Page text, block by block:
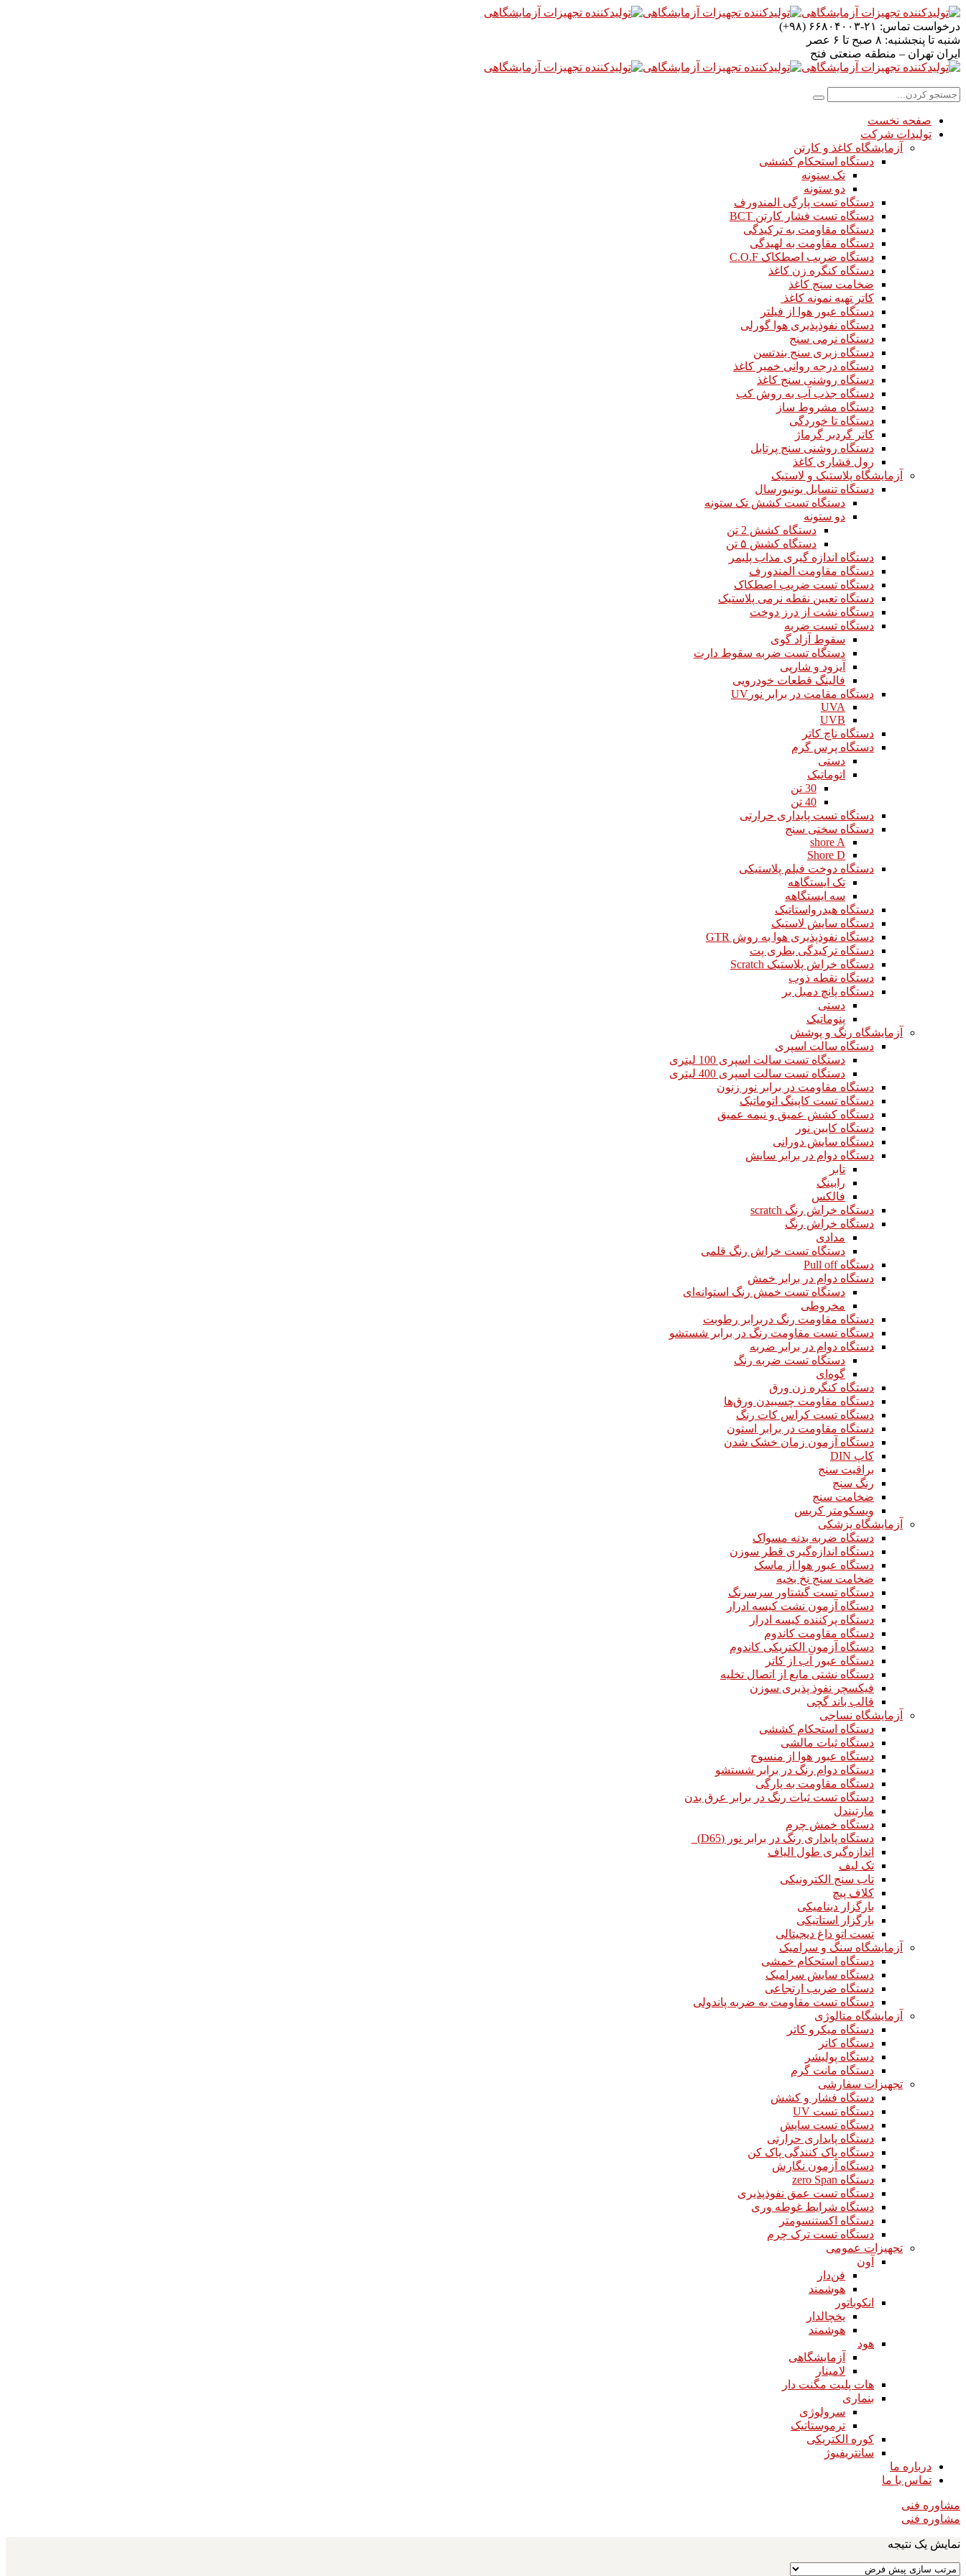
درخواست تماس: ۲۱-۶۶۸۰۴۰۰۳ (۹۸+)
شنبه تا پنجشنبه: ۸ صبح تا ۶ عصر
ایران تهران – منطقه صنعتی فتح
صفحه نخست
تولیدات شرکت
آزمایشگاه کاغذ و کارتن
دستگاه استحکام کششی
تک ستونه
دو ستونه
دستگاه تست پارگی المندورف
دستگاه تست فشار کارتن BCT
دستگاه مقاومت به ترکیدگی
دستگاه مقاومت به لهیدگی
دستگاه ضریب اصطکاک C.O.F
دستگاه کنگره زن کاغذ
ضخامت سنج کاغذ
کاتر تهیه نمونه کاغذ
دستگاه عبور هوا از فیلتر
دستگاه نفوذپذیری هوا گورلی
دستگاه نرمی سنج
دستگاه زبری سنج بندتسن
دستگاه درجه روانی خمیر کاغذ
دستگاه روشنی سنج کاغذ
دستگاه جذب آب به روش کب
دستگاه مشروط ساز
دستگاه تا خوردگی
کاتر گردبر گرماژ
دستگاه روشنی سنج پرتابل
رول فشاری کاغذ
آزمایشگاه پلاستیک و لاستیک
دستگاه تنسایل یونیورسال
دستگاه تست کشش تک ستونه
دو ستونه
دستگاه کشش 2 تن
دستگاه کشش ۵ تن
دستگاه اندازه گیری مذاب پلیمر
دستگاه مقاومت المندورف
دستگاه تست ضریب اصطکاک
دستگاه تعیین نقطه نرمی پلاستیک
دستگاه نشت از درز دوخت
دستگاه تست ضربه
سقوط آزاد گوی
دستگاه تست ضربه سقوط دارت
آیزود و شارپی
فالینگ قطعات خودرویی
دستگاه مقامت در برابر نورUV
UVA
UVB
دستگاه ناچ کاتر
دستگاه پرس گرم
دستی
اتوماتیک
30 تن
40 تن
دستگاه تست پایداری حرارتی
دستگاه سختی سنج
shore A
Shore D
دستگاه دوخت فیلم پلاستیکی
تک ایستگاهه
سه ایستگاهه
دستگاه هیدرواستاتیک
دستگاه سایش لاستیک
دستگاه نفوذپذیری هوا به روش GTR
دستگاه ترکیدگی بطری پت
دستگاه خراش پلاستیک Scratch
دستگاه نقطه ذوب
دستگاه پانچ دمبل بر
دستی
پنوماتیک
آزمایشگاه رنگ و پوشش
دستگاه سالت اسپری
دستگاه تست سالت اسپری 100 لیتری
دستگاه تست سالت اسپری 400 لیتری
دستگاه مقاومت در برابر نور زنون
دستگاه تست کاپینگ اتوماتیک
دستگاه کشش عمیق و نیمه عمیق
دستگاه کابین نور
دستگاه سایش دورانی
دستگاه دوام در برابر سایش
تابر
رابینگ
فالکس
دستگاه خراش رنگ scratch
دستگاه خراش رنگ
مدادی
دستگاه تست خراش رنگ قلمی
دستگاه Pull off
دستگاه دوام در برابر خمش
دستگاه تست خمش رنگ استوانه‌ای
مخروطی
دستگاه مقاومت رنگ دربرابر رطوبت
دستگاه تست مقاومت رنگ در برابر شستشو
دستگاه دوام در برابر ضربه
دستگاه تست ضربه رنگ
گوه‌ای
دستگاه کنگره زن ورق
دستگاه مقاومت چسبیدن ورق‌ها
دستگاه تست کراس کات رنگ
دستگاه مقاومت در برابر استون
دستگاه آزمون زمان خشک شدن
کاپ DIN
براقیت سنج
رنگ سنج
ضخامت سنج
ویسکومتر کربس
آزمایشگاه پزشکی
دستگاه ضربه بدنه مسواک
دستگاه اندازه‌گیری قطر سوزن
دستگاه عبور هوا از ماسک
ضخامت سنج نخ بخیه
دستگاه تست گشتاور سرسرنگ
دستگاه آزمون نشت کیسه ادرار
دستگاه پرکننده کیسه ادرار
دستگاه مقاومت کاندوم
دستگاه آزمون الکتریکی کاندوم
دستگاه عبور آب از کاتر
دستگاه نشتی مایع از اتصال تخلیه
فیکسچر نفوذ پذیری سوزن
قالب باند گچی
آزمایشگاه نساجی
دستگاه استحکام کششی
دستگاه ثبات مالشی
دستگاه عبور هوا از منسوج
دستگاه دوام رنگ در برابر شستشو
دستگاه مقاومت به پارگی
دستگاه تست ثبات رنگ در برابر عرق بدن
مارتیندل
دستگاه خمش چرم
دستگاه پایداری رنگ در برابر نور (D65)
اندازه‌گیری طول الیاف
تک لیف
تاب سنج الکترونیکی
کلاف پیچ
بارگزار دینامیکی
بارگزار استاتیکی
تست اتو داغ دیجیتالی
آزمایشگاه سنگ و سرامیک
دستگاه استحکام خمشی
دستگاه سایش سرامیک
دستگاه ضریب ارتجاعی
دستگاه تست مقاومت به ضربه پاندولی
آزمایشگاه متالوژی
دستگاه میکرو کاتر
دستگاه کاتر
دستگاه پولیشر
دستگاه مانت گرم
تجهیزات سفارشی
دستگاه فشار و کشش
دستگاه تست UV
دستگاه تست سایش
دستگاه پایداری حرارتی
دستگاه پاک کنندگی پاک کن
دستگاه آزمون نگارش
دستگاه zero Span
دستگاه تست عمق نفوذپذیری
دستگاه شرایط غوطه وری
دستگاه اکستنسومتر
دستگاه تست ترک چرم
تجهیزات عمومی
آون
فن‌دار
هوشمند
انکوباتور
یخچالدار
هوشمند
هود
آزمایشگاهی
لامینار​​​​​​​
هات پلیت مگنت دار​​​​​​​
بنماری
سرولوژی
ترموستاتیک
کوره الکتریکی
سانتریفیوژ
درباره ما
تماس با ما
مشاوره فنی
مشاوره فنی
نمایش یک نتیجه